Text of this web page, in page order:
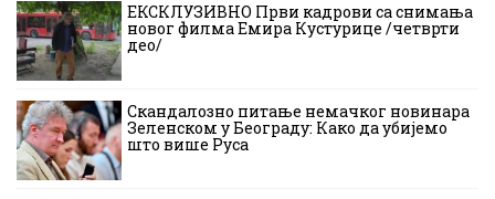
ЕКСКЛУЗИВНО Први кадрови са снимања
новог филма Емира Кустурице /четврти
део/
Скандалозно питање немачког новинара
Зеленском у Београду: Како да убијемо
што више Руса